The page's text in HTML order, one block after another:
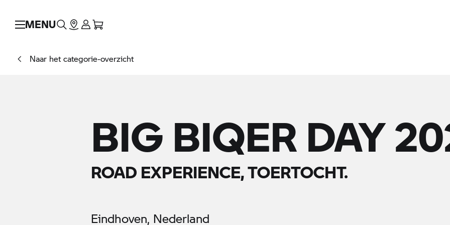
MENU
Naar het categorie-overzicht
BIG BIQER DAY
ROAD EXPERIENCE, TOERTOCHT.
Eindhoven, Nederland